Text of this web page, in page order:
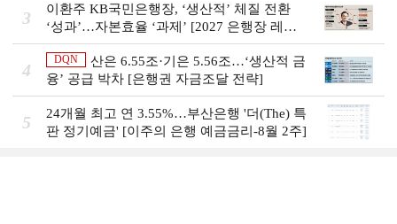
3
이환주 KB국민은행장, ‘생산적’ 체질 전환
‘성과’…자본효율 ‘과제’ [2027 은행장 레이
스 개막]
4
DQN
산은 6.55조·기은 5.56조…‘생산적 금
융ʼ 공급 박차 [은행권 자금조달 전략]
5
24개월 최고 연 3.55%…부산은행 '더(The) 특
판 정기예금' [이주의 은행 예금금리-8월 2주]